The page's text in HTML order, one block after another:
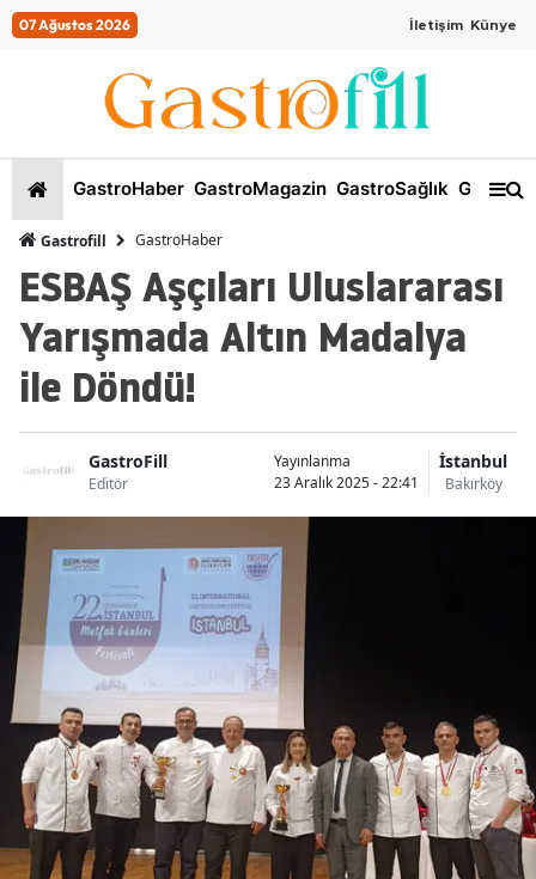
07 Ağustos 2026 İletişim Künye
GastroHaber GastroMagazin GastroSağlık
Gastrofill GastroHaber
ESBAŞ Aşçıları Uluslararası
Yarışmada Altın Madalya
ile Döndü!
GastroFill
Editör
Yayınlanma
23 Aralık 2025 - 22:41
İstanbul
Bakırköy